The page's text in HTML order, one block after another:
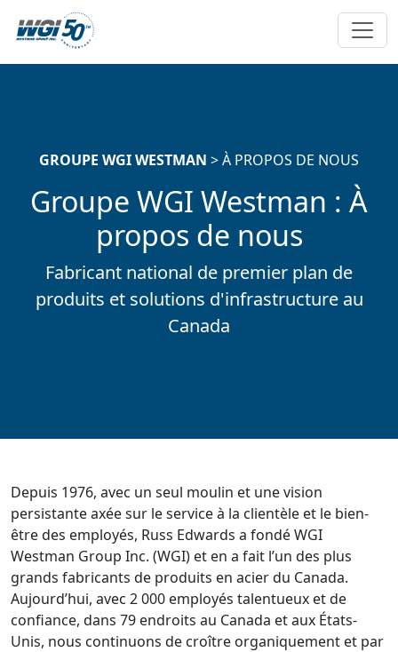
Passer au contenu principal
GROUPE WGI WESTMAN > À PROPOS DE NOUS
Groupe WGI Westman : À
propos de nous
Fabricant national de premier plan de
produits et solutions d'infrastructure au
Canada
Depuis 1976, avec un seul moulin et une vision
persistante axée sur le service à la clientèle et le bien-
être des employés, Russ Edwards a fondé WGI
Westman Group Inc. (WGI) et en a fait l’un des plus
grands fabricants de produits en acier du Canada.
Aujourd’hui, avec 2 000 employés talentueux et de
confiance, dans 79 endroits au Canada et aux États-
Unis, nous continuons de croître organiquement et par